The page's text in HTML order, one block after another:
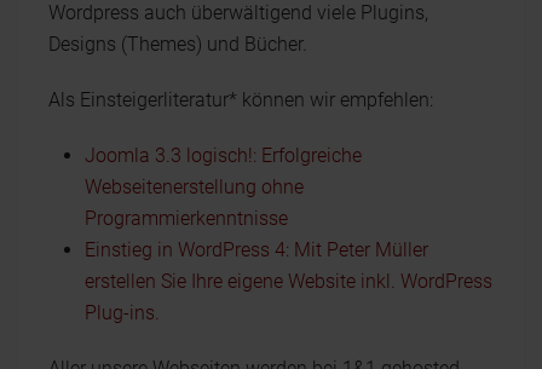
Wordpress auch überwältigend viele Plugins,
Designs (Themes) und Bücher.
Als Einsteigerliteratur* können wir empfehlen:
Joomla 3.3 logisch!: Erfolgreiche
Webseitenerstellung ohne
Programmierkenntnisse
Einstieg in WordPress 4: Mit Peter Müller
erstellen Sie Ihre eigene Website inkl. WordPress
Plug-ins.